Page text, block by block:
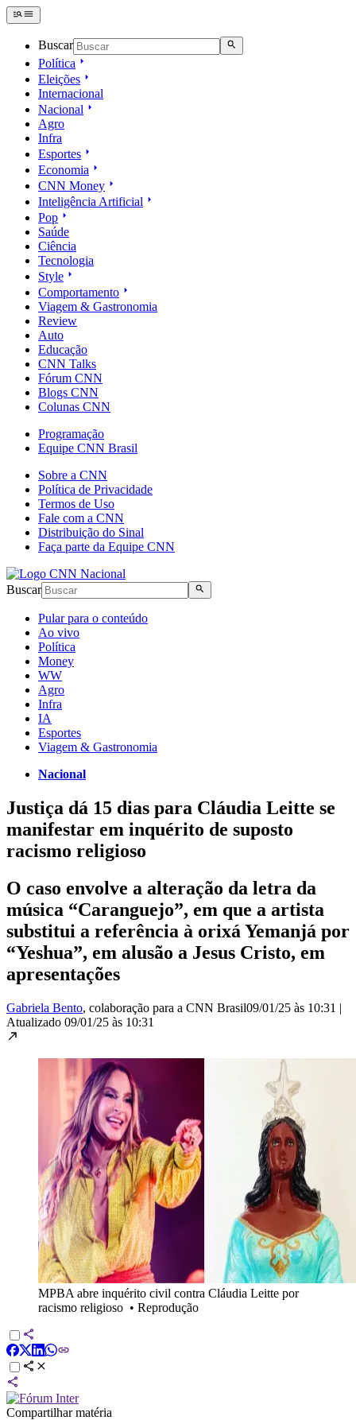
Buscar
Política
Eleições
Internacional
Nacional
Agro
Infra
Esportes
Economia
CNN Money
Inteligência Artificial
Pop
Saúde
Ciência
Tecnologia
Style
Comportamento
Viagem & Gastronomia
Review
Auto
Educação
CNN Talks
Fórum CNN
Blogs CNN
Colunas CNN
Programação
Equipe CNN Brasil
Sobre a CNN
Política de Privacidade
Termos de Uso
Fale com a CNN
Distribuição do Sinal
Faça parte da Equipe CNN
Buscar
Pular para o conteúdo
Ao vivo
Política
Money
WW
Agro
Infra
IA
Esportes
Viagem & Gastronomia
Nacional
Justiça dá 15 dias para Cláudia Leitte se
manifestar em inquérito de suposto
racismo religioso
O caso envolve a alteração da letra da
música “Caranguejo”, em que a artista
substitui a referência à orixá Yemanjá por
“Yeshua”, em alusão a Jesus Cristo, em
apresentações
Gabriela Bento, colaboração para a CNN Brasil09/01/25 às 10:31 |
Atualizado 09/01/25 às 10:31
MPBA abre inquérito civil contra Cláudia Leitte por
racismo religioso • Reprodução
Compartilhar matéria